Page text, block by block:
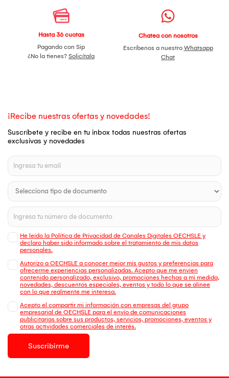
Hasta 36 cuotas
Pagando con Sip
¿No la tienes? Solicítala
Chatea con nosotros
Escríbenos a nuestro Whatsapp
Chat
¡Recibe nuestras ofertas y novedades!
Suscríbete y recibe en tu inbox todas nuestras ofertas
exclusivas y novedades
He leído la Política de Privacidad de Canales Digitales OECHSLE y
declaro haber sido informado sobre el tratamiento de mis datos
personales.
Autorizo a OECHSLE a conocer mejor mis gustos y preferencias para
ofrecerme experiencias personalizadas. Acepto que me envien
contenido personalizado, exclusivo, promociones hechas a mi medida,
novedades, descuentos especiales, eventos y todo lo que se alinee
con lo que realmente me interesa.
Acepto el compartir mi información con empresas del grupo
empresarial de OECHSLE para el envío de comunicaciones
publicitarias sobre sus productos, servicios, promociones, eventos y
otras actividades comerciales de interés.
Suscribirme